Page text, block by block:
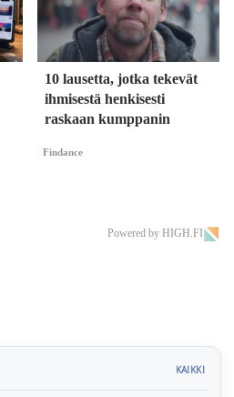
10 lausetta, jotka tekevät
ihmisestä henkisesti
raskaan kumppanin
Findance
Powered by HIGH.FI
KAIKKI